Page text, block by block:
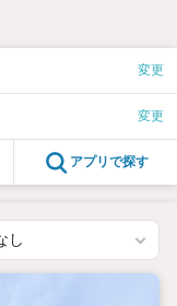
変更
変更
アプリで探す